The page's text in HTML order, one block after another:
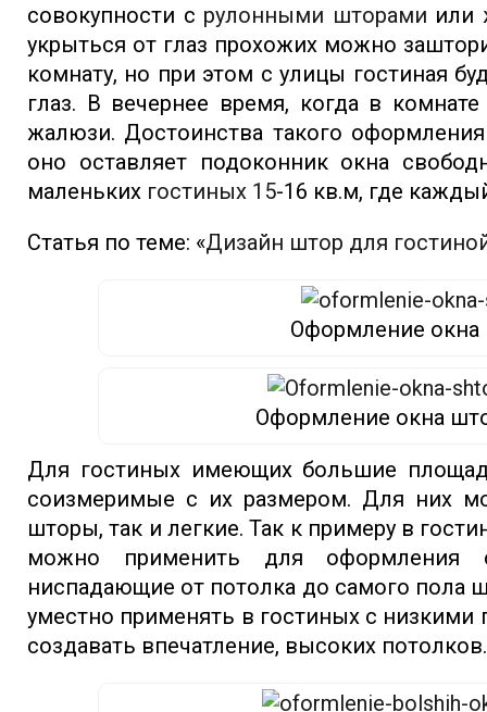
совокупности с рулонными шторами или
укрыться от глаз прохожих можно
комнату, но при этом с улицы гостиная
глаз. В вечернее время, когда в
жалюзи. Достоинства такого
оно оставляет подоконник окна
маленьких гостиных 15-16 кв.м, где
Статья по теме: «Дизайн штор для
Оформление
Оформление окна
Для гостиных имеющих большие
соизмеримые c их размером. Для них
шторы, так и легкие. Так к примеру в
можно применить для оформления
ниспадающие от потолка до самого пола
уместно применять в гостиных с
создавать впечатление, высоких потолков.